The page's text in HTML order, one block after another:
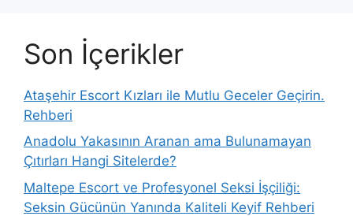
Son İçerikler
Ataşehir Escort Kızları ile Mutlu Geceler Geçirin.
Rehberi
Anadolu Yakasının Aranan ama Bulunamayan
Çıtırları Hangi Sitelerde?
Maltepe Escort ve Profesyonel Seksi İşçiliği:
Seksin Gücünün Yanında Kaliteli Keyif Rehberi